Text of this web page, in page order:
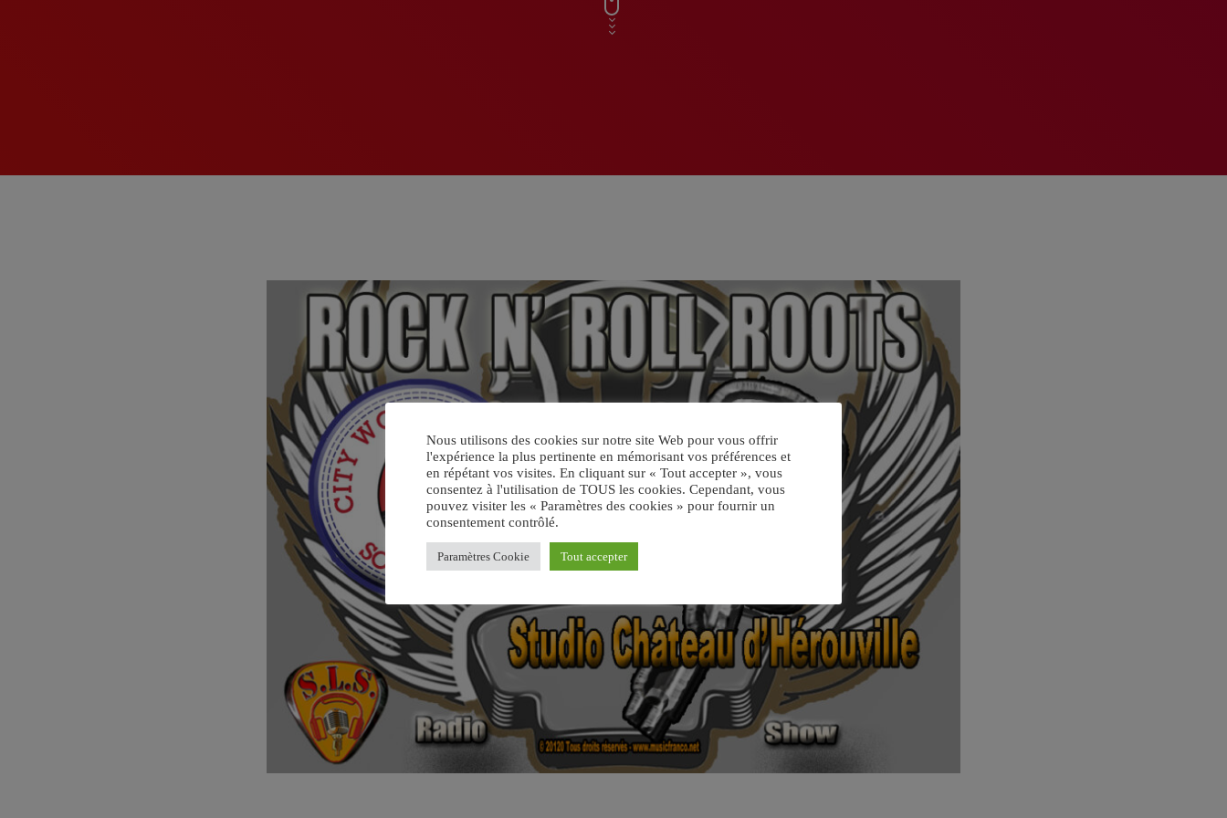
Nous utilisons des cookies sur notre site Web pour vous offrir
l'expérience la plus pertinente en mémorisant vos préférences et
en répétant vos visites. En cliquant sur « Tout accepter », vous
consentez à l'utilisation de TOUS les cookies. Cependant, vous
pouvez visiter les « Paramètres des cookies » pour fournir un
consentement contrôlé.
Paramètres Cookie Tout accepter